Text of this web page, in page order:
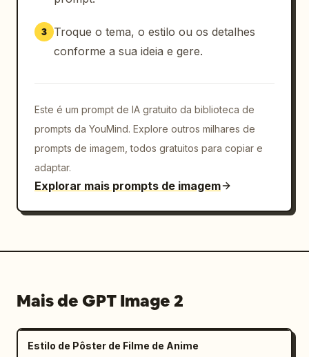
numeração da folha"},"composition":"pôster
vertical, altamente detalhado, layout de
infográfico técnico simétrico, estética de
sombreamento de esboço estilo projeto em todo
o restante, papel branco-cinza com desgaste
sutil e textura de desenho","quality":"ultra-
nítida, encontro de arte conceitual com
projeto de engenharia, painel de apresentação
automotiva premium"}
3
Troque o tema, o estilo ou os detalhes
conforme a sua ideia e gere.
Este é um prompt de IA gratuito da biblioteca de
prompts da YouMind. Explore outros milhares de
prompts de imagem, todos gratuitos para copiar e
adaptar.
Explorar mais prompts de imagem
Mais de GPT Image 2
Estilo de Pôster de Filme de Anime